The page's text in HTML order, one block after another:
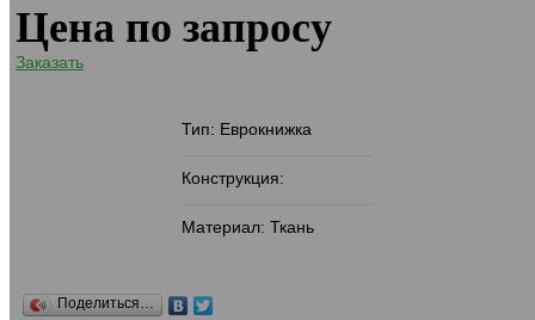
Цена по запросу
Заказать
Тип: Еврокнижка
Конструкция:
Материал: Ткань
Поделиться…